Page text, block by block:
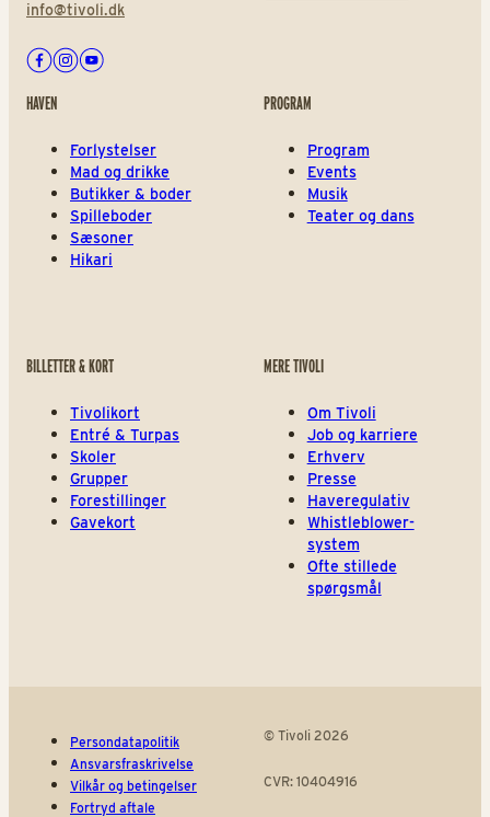
info@tivoli.dk
Facebook
Instagram
Youtube
HAVEN
Forlystelser
Mad og drikke
Butikker & boder
Spilleboder
Sæsoner
Hikari
PROGRAM
Program
Events
Musik
Teater og dans
BILLETTER & KORT
Tivolikort
Entré & Turpas
Skoler
Grupper
Forestillinger
Gavekort
MERE TIVOLI
Om Tivoli
Job og karriere
Erhverv
Presse
Haveregulativ
Whistleblower-
system
Ofte stillede
spørgsmål
Persondatapolitik
Ansvarsfraskrivelse
Vilkår og betingelser
Fortryd aftale
© Tivoli 2026
CVR: 10404916